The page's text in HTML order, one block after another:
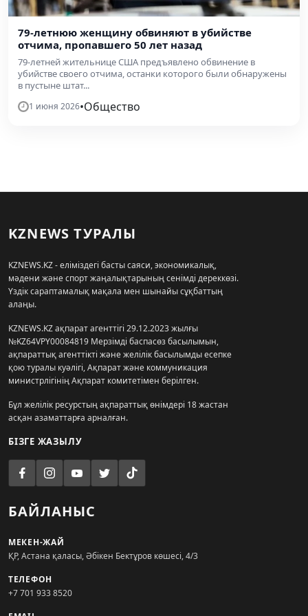
79-летнюю женщину обвиняют в убийстве
отчима, пропавшего 50 лет назад
79-летней жительнице США предъявлено обвинение в
убийстве своего отчима, останки которого были обнаружены
в пустыне штат...
1 июня 2026•Общество
KZNEWS ТУРАЛЫ
KZNEWS.KZ - еліміздегі басты саяси, экономикалық,
мәдени және спорт жаңалықтарының сенімді дереккөзі.
Үздік сараптамалық мақала мен шынайы сұқбаттың
алаңы.
KZNEWS.KZ ақпарат агенттігі 29.12.2023 жылғы
№KZ64VPY00084819 Мерзімді баспасөз басылымын,
ақпараттық агенттікті және желілік басылымды есепке
қою туралы куәлігі, Ақпарат және коммуникация
министрлігінің Ақпарат комитетімен берілген.
Бұл желілік ресурстың ақпараттық өнімдері 18 жастан
асқан азаматтарға арналған.
БІЗГЕ ЖАЗЫЛУ
БАЙЛАНЫС
МЕКЕН-ЖАЙ
ҚР, Астана қаласы, Әбікен Бектұров көшесі, 4/3
ТЕЛЕФОН
+7 701 933 8520